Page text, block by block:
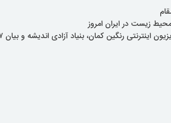
زیست در ایران امروز
رنگین کمان، بنیاد آزادی اندیشه و بیان ۱۷ آبان ۱۴۰۳